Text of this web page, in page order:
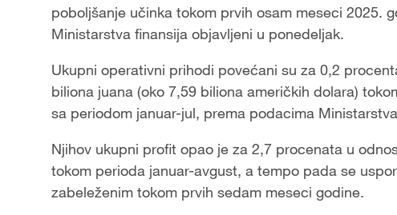
poboljšanje učinka tokom prvih osam meseci 2025.
Ministarstva finansija objavljeni u ponedeljak.
Ukupni operativni prihodi povećani su za 0,2
biliona juana (oko 7,59 biliona američkih dolara)
sa periodom januar-jul, prema podacima
Njihov ukupni profit opao je za 2,7 procenata u
tokom perioda januar-avgust, a tempo pada se
zabeleženim tokom prvih sedam meseci godine.